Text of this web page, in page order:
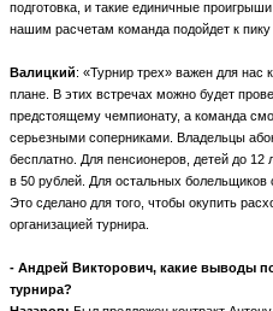
подготовка, и такие единичные
нашим расчетам команда подойдет к
Валицкий: «Турнир трех» важен для нас
плане. В этих встречах можно будет
предстоящему чемпионату, а команда
серьезными соперниками. Владельцы
бесплатно. Для пенсионеров, детей до
в 50 рублей. Для остальных болельщиков
Это сделано для того, чтобы окупить
организацией турнира.
- Андрей Викторович, какие выводы
турнира?